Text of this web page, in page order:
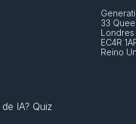
IA? Quiz
33
Londres
EC4R
Reino